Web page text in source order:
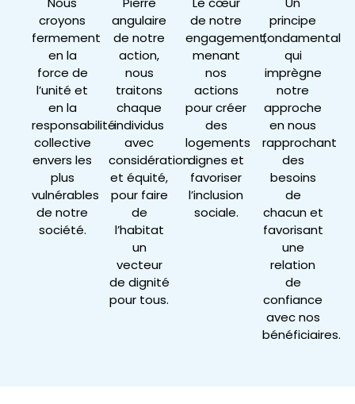
croyons
fermement
en la
force de
l’unité et
en la
responsabilité
collective
envers les
plus
vulnérables
de notre
société.
angulaire
de notre
action,
nous
traitons
chaque
individus
avec
considération
et équité,
pour faire
de
l’habitat
un
vecteur
de dignité
pour tous.
de notre
engagement,
menant
nos
actions
pour créer
des
logements
dignes et
favoriser
l’inclusion
sociale.
principe
fondamental
qui
imprègne
notre
approche
en nous
rapprochant
des
besoins
de
chacun et
favorisant
une
relation
de
confiance
avec nos
bénéficiaires.